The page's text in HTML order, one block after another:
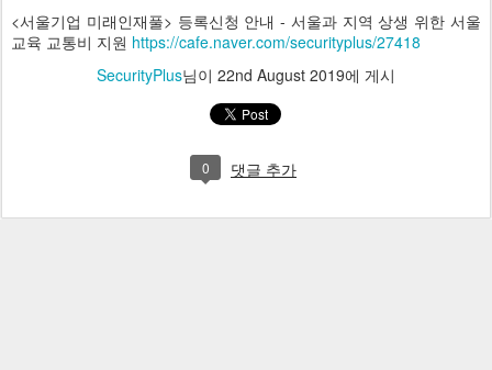
<서울기업 미래인재풀> 등록신청 안내 - 서울과 지역 상생 위한 서울
교육 교통비 지원 https://cafe.naver.com/securityplus/27418
SecurityPlus님이 22nd August 2019에 게시
0 댓글 추가